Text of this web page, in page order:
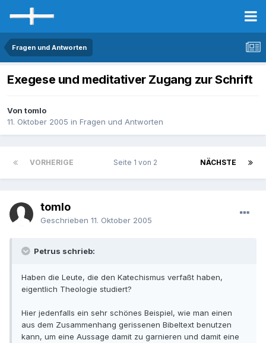
Fragen und Antworten
Exegese und meditativer Zugang zur Schrift
Von tomlo
11. Oktober 2005 in Fragen und Antworten
VORHERIGE NÄCHSTE
Seite 1 von 2
tomlo
Geschrieben 11. Oktober 2005
Petrus schrieb:
Haben die Leute, die den Katechismus verfaßt haben,
eigentlich Theologie studiert?
Hier jedenfalls ein sehr schönes Beispiel, wie man einen
aus dem Zusammenhang gerissenen Bibeltext benutzen
kann, um eine Aussage damit zu garnieren und damit eine